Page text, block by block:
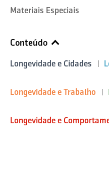
Materiais Especiais
Conteúdo
Longevidade e Cidades
Longevidade e Trabalho
Longevidade e